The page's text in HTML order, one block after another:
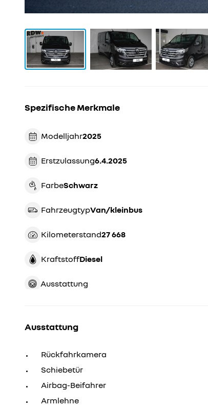
Spezifische Merkmale
Modelljahr 2025
Erstzulassung 6.4.2025
Farbe schwarz
Fahrzeugtyp van/kleinbus
Kilometerstand 27 668
Kraftstoff Diesel
Ausstattung
Ausstattung
Rückfahrkamera
Schiebetür
Airbag-Beifahrer
Armlehne